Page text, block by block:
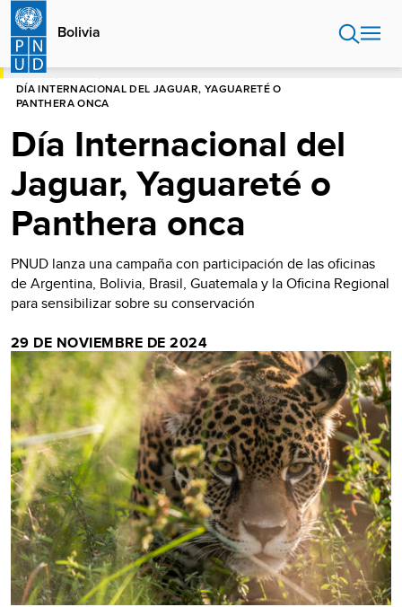
Pasar
contenido
principal
Bolivia
HOME
DÍA INTERNACIONAL DEL JAGUAR, YAGUARETÉ O
PANTHERA ONCA
Día Internacional del
Jaguar, Yaguareté o
Panthera onca
PNUD lanza una campaña con participación de las oficinas
de Argentina, Bolivia, Brasil, Guatemala y la Oficina Regional
para sensibilizar sobre su conservación
29 DE NOVIEMBRE DE 2024